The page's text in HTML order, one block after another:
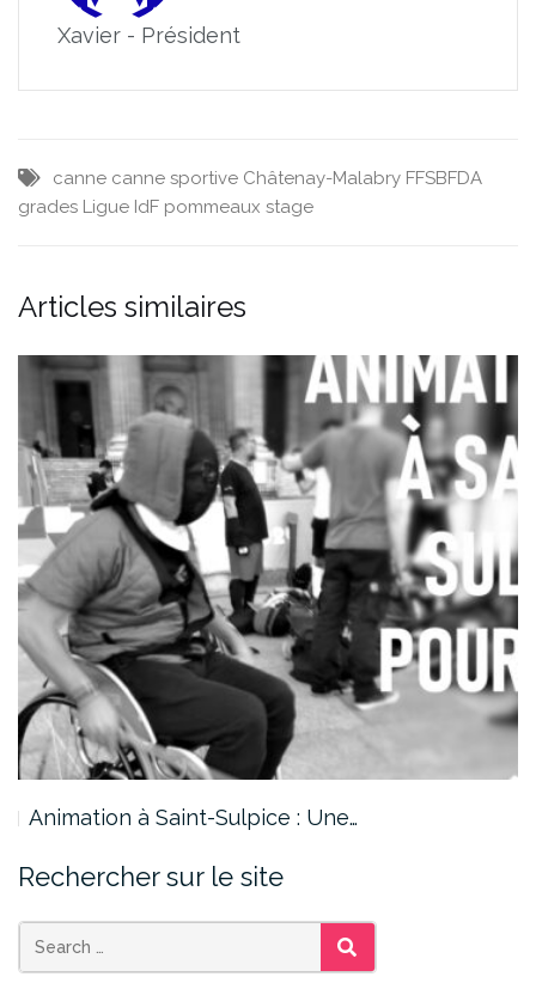
Xavier - Président
canne canne sportive Châtenay-Malabry FFSBFDA
grades Ligue IdF pommeaux stage
Articles similaires
Animation à Saint-Sulpice : Une…
Rechercher sur le site
SEARCH